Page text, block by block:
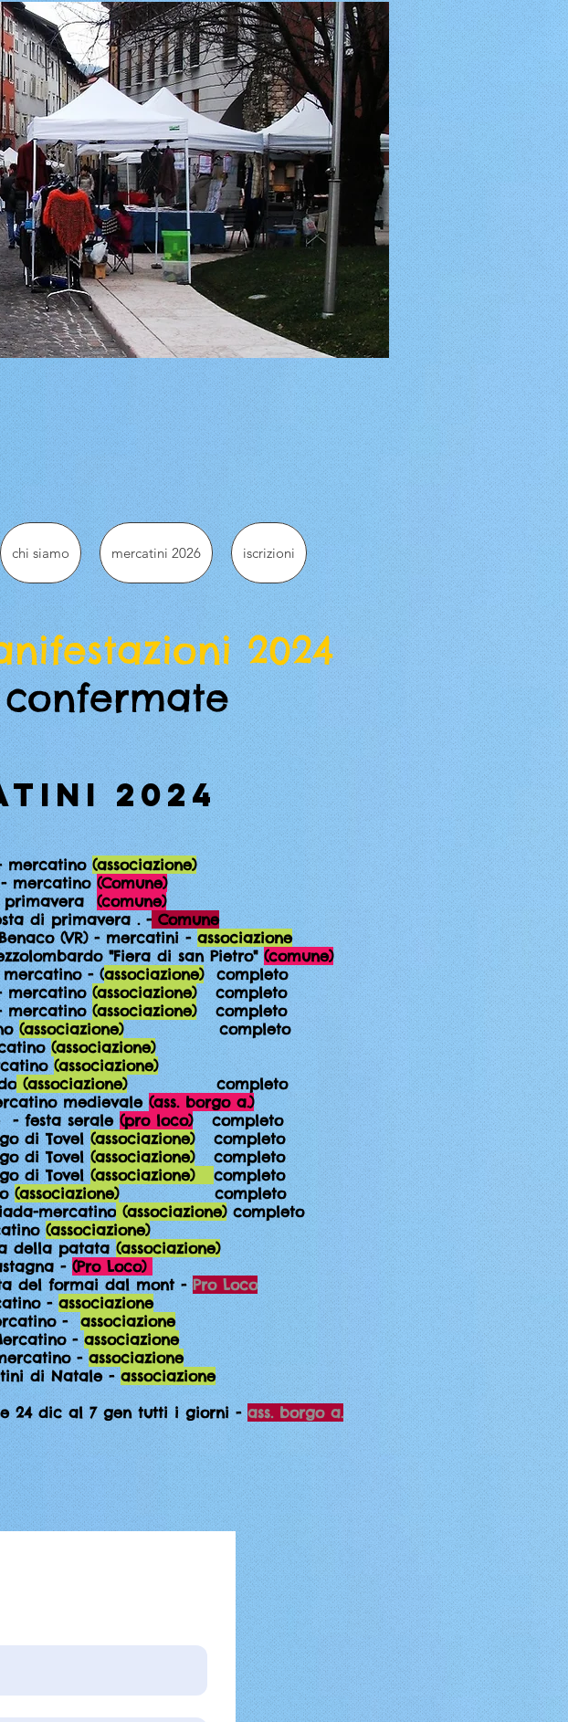
2024
2024
mercatino(associazione)
- mercatino(Comune)
primavera (comune)
di primavera . - Comune
(VR) - mercatini - associazione
"Fiera di san Pietro"(comune)
- (associazione)completo
mercatino(associazione)completo
mercatino(associazione)completo
(associazione)completo
(associazione)
(associazione)
(associazione)completo
medievale(ass. borgo a.)
- festa serale(pro loco)completo
di Tovel(associazione)completo
di Tovel (associazione)completo
di Tovel(associazione) completo
(associazione)completo
mercatino (associazione)completo
(associazione)
della patata(associazione)
-(Pro Loco)
del formai dal mont - Pro Loco
-associazione
-associazione
-associazione
-associazione
di Natale -associazione
24 dic al 7 gen tutti i giorni - ass. borgo a.
chi siamo mercatini 2026 iscrizioni